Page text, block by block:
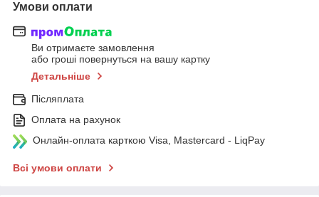
Умови оплати
Ви отримаєте замовлення
або гроші повернуться на вашу картку
Детальніше
Післяплата
Оплата на рахунок
Онлайн-оплата карткою Visa, Mastercard - LiqPay
Всі умови оплати